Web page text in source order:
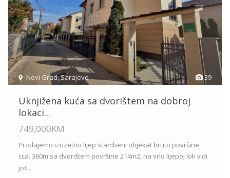
39
Novi Grad,Sarajevo
Uknjižena kuća sa dvorištem na dobroj
lokaci...
749,000KM
Prodajemo izuzetno lijep stambeni objekat bruto površine
cca. 360m sa dvorištem površine 214m2, na vrlo lijepoj lokvidi
još..